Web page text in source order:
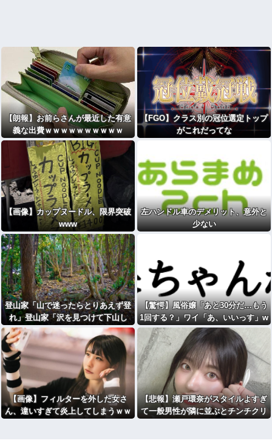
【朗報】お前らさんが最近した有意
義な出費ｗｗｗｗｗｗｗｗｗｗ
【FGO】クラス別の冠位選定トップ
がこれだってな
【画像】カップヌードル、限界突破
www
左ハンドル車のデメリット、意外と
少ない
登山家「山で迷ったらとりあえず登
れ」登山家「沢を見つけて下山し
ろ」←これ結局どっちが正解なの？
【驚愕】風俗嬢「あと30分だ…もう
1回する？」ワイ「あ、いいっす」w
www
【画像】フィルターを外した女さ
ん、違いすぎて炎上してしまうｗｗ
【悲報】瀬戸環奈がスタイルよすぎ
て一般男性が隣に並ぶとチンチクリ